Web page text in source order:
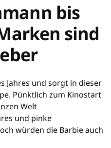
bis
sind
Jahres und sorgt in dieser
Pünktlich zum Kinostart
Welt
und pinke
würden die Barbie auch